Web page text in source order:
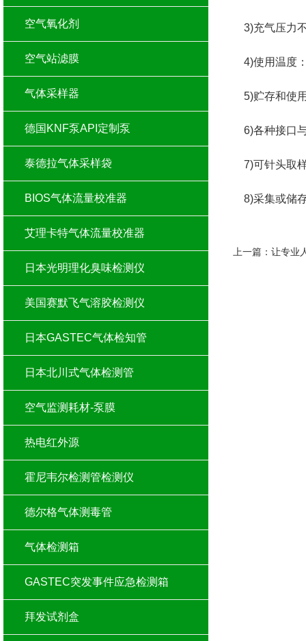
3)充气压力
4)使用温度
5)贮存和使
6)各种接口
7)可针头取
8)采集或储
上一篇： 让专业
空气氧化剂
空气站滤膜
气体采样器
德国KNF泵API定制泵
泰德拉气体采样袋
BIOS气体流量校准器
艾理卡特气体流量校准器
日本光明理化臭味检测仪
美国赛默飞气溶胶检测仪
日本GASTEC气体检知管
日本北川式气体检测管
空气监测耗材-泵膜
热电红外源
霍尼韦尔检测管检测仪
德尔格气体测毒管
气体检测箱
GASTEC突发事件应急检测箱
拜发试剂盒